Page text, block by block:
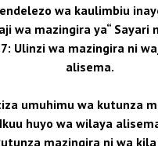
wa kaulimbiu
wa mazingira ya“ Sayari
Ulinzi wa mazingira ni
alisema.
umuhimu wa kutunza
huyo wa wilaya
mazingira ni wa